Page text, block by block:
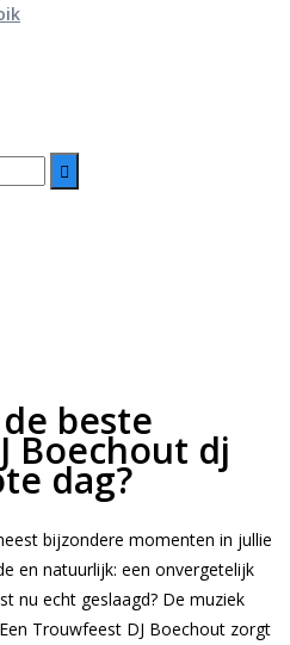
beste
Boechout dj
dag?
bijzondere momenten in jullie
en natuurlijk: een onvergetelijk
nu echt geslaagd? De muziek
Trouwfeest DJ Boechout zorgt